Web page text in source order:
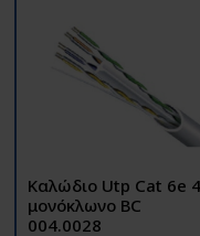
Καλώδιο Utp Cat 6e
μονόκλωνο BC
004.0028